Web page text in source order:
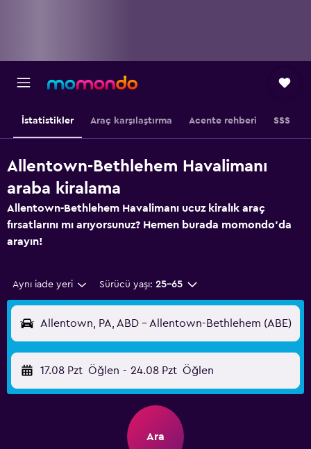
İstatistikler Araç karşılaştırma Acente rehberi SSS
Allentown-Bethlehem Havalimanı
araba kiralama
Allentown-Bethlehem Havalimanı ucuz kiralık araç
fırsatlarını mı arıyorsunuz? Hemen burada momondo'da
arayın!
Aynı iade yeri Sürücü yaşı: 25-65
Allentown, PA, ABD - Allentown-Bethlehem (ABE)
17.08 Pzt Öğlen - 24.08 Pzt Öğlen
Ara